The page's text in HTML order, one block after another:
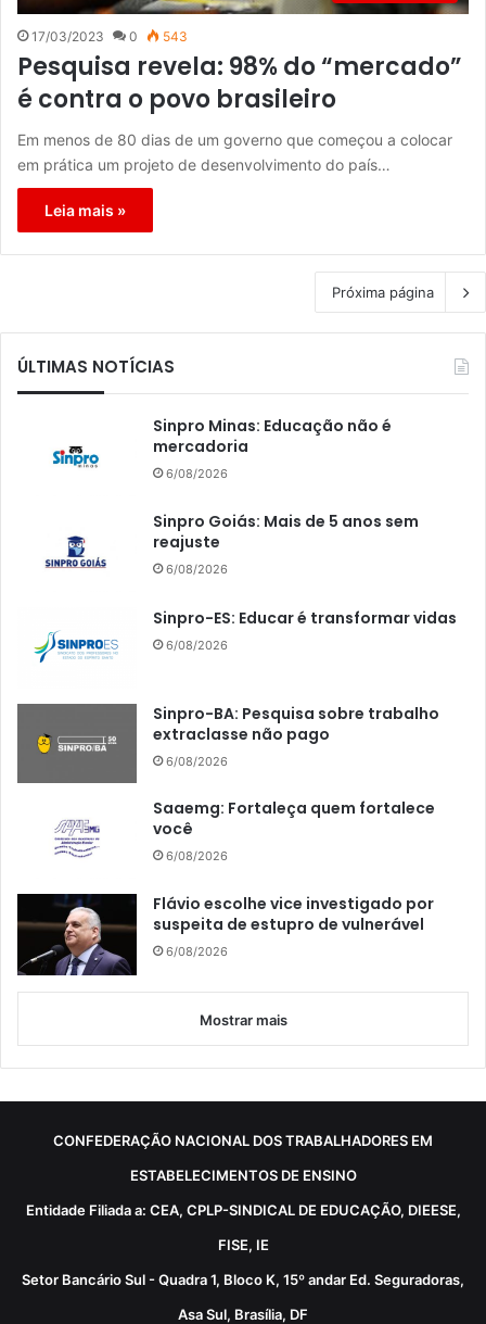
17/03/2023 0 543
Pesquisa revela: 98% do “mercado”
é contra o povo brasileiro
Em menos de 80 dias de um governo que começou a colocar
em prática um projeto de desenvolvimento do país…
Leia mais »
Próxima página
ÚLTIMAS NOTÍCIAS
Sinpro Minas: Educação não é
mercadoria
6/08/2026
Sinpro Goiás: Mais de 5 anos sem
reajuste
6/08/2026
Sinpro-ES: Educar é transformar vidas
6/08/2026
Sinpro-BA: Pesquisa sobre trabalho
extraclasse não pago
6/08/2026
Saaemg: Fortaleça quem fortalece
você
6/08/2026
Flávio escolhe vice investigado por
suspeita de estupro de vulnerável
6/08/2026
Mostrar mais
CONFEDERAÇÃO NACIONAL DOS TRABALHADORES EM
ESTABELECIMENTOS DE ENSINO
Entidade Filiada a: CEA, CPLP-SINDICAL DE EDUCAÇÃO, DIEESE,
FISE, IE
Setor Bancário Sul - Quadra 1, Bloco K, 15º andar Ed. Seguradoras,
Asa Sul, Brasília, DF